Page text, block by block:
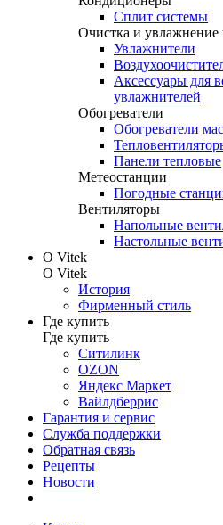
Сплит системы
Очистка и увлажнение
Увлажнители
Аксессуары для
увлажнителей
Обогреватели
Обогреватели
Панели тепловые
Метеостанции
Погодные
Вентиляторы
Напольные
Настольные
О Vitek
О Vitek
История
Фирменный стиль
Где купить
Где купить
Ситилинк
OZON
Яндекс Маркет
Вайлдберрис
Гарантия и сервис
Служба поддержки
Обратная связь
Рецепты
Новости